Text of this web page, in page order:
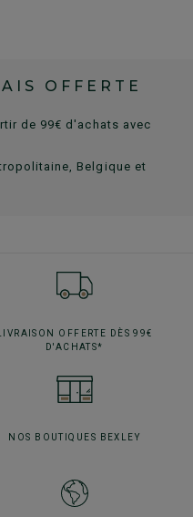
OFFERTE
de 99€ d'achats avec
Belgique et
OFFERTE
DÈS 99€
D'ACHATS*
NOS BOUTIQUES BEXLEY